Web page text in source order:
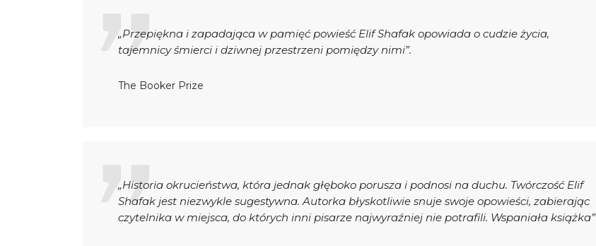
„Przepiękna i zapadająca w pamięć powieść Elif Shafak opowiada o cudzie życia,
tajemnicy śmierci i dziwnej przestrzeni pomiędzy nimi”.
The Booker Prize
„Historia okrucieństwa, która jednak głęboko porusza i podnosi na duchu. Twórczość Elif
Shafak jest niezwykle sugestywna. Autorka błyskotliwie snuje swoje opowieści, zabierając
czytelnika w miejsca, do których inni pisarze najwyraźniej nie potrafili. Wspaniała książka”